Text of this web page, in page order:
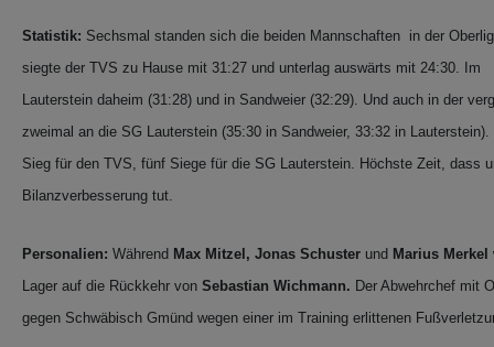
Statistik: Sechsmal standen sich die beiden Mannschaften in der
siegte der TVS zu Hause mit 31:27 und unterlag auswärts mit 24:30.
Lauterstein daheim (31:28) und in Sandweier (32:29). Und auch in der
zweimal an die SG Lauterstein (35:30 in Sandweier, 33:32 in
Sieg für den TVS, fünf Siege für die SG Lauterstein. Höchste Zeit, dass
Bilanzverbesserung tut.
Personalien: Während Max Mitzel, Jonas Schuster und Marius Merkel
Lager auf die Rückkehr von Sebastian Wichmann. Der Abwehrchef mit
gegen Schwäbisch Gmünd wegen einer im Training erlittenen